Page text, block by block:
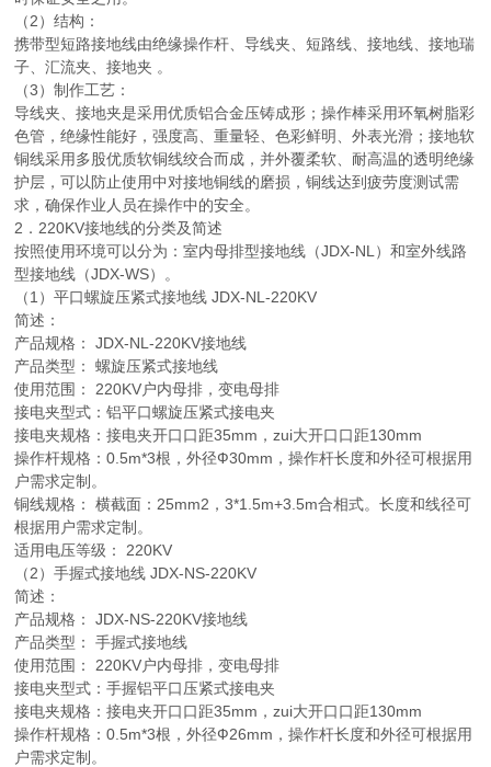
（2）结构：
携带型短路接地线由绝缘操作杆、导线夹、短路线、接地线、接地瑞
子、汇流夹、接地夹 。
（3）制作工艺：
导线夹、接地夹是采用优质铝合金压铸成形；操作棒采用环氧树脂彩
色管，绝缘性能好，强度高、重量轻、色彩鲜明、外表光滑；接地软
铜线采用多股优质软铜线绞合而成，并外覆柔软、耐高温的透明绝缘
护层，可以防止使用中对接地铜线的磨损，铜线达到疲劳度测试需
求，确保作业人员在操作中的安全。
2．220KV接地线的分类及简述
按照使用环境可以分为：室内母排型接地线（JDX-NL）和室外线路
型接地线（JDX-WS）。
（1）平口螺旋压紧式接地线 JDX-NL-220KV
简述：
产品规格： JDX-NL-220KV接地线
产品类型： 螺旋压紧式接地线
使用范围： 220KV户内母排，变电母排
接电夹型式：铝平口螺旋压紧式接电夹
接电夹规格：接电夹开口口距35mm，zui大开口口距130mm
操作杆规格：0.5m*3根，外径Ф30mm，操作杆长度和外径可根据用
户需求定制。
铜线规格： 横截面：25mm2，3*1.5m+3.5m合相式。长度和线径可
根据用户需求定制。
适用电压等级： 220KV
（2）手握式接地线 JDX-NS-220KV
简述：
产品规格： JDX-NS-220KV接地线
产品类型： 手握式接地线
使用范围： 220KV户内母排，变电母排
接电夹型式：手握铝平口压紧式接电夹
接电夹规格：接电夹开口口距35mm，zui大开口口距130mm
操作杆规格：0.5m*3根，外径Ф26mm，操作杆长度和外径可根据用
户需求定制。